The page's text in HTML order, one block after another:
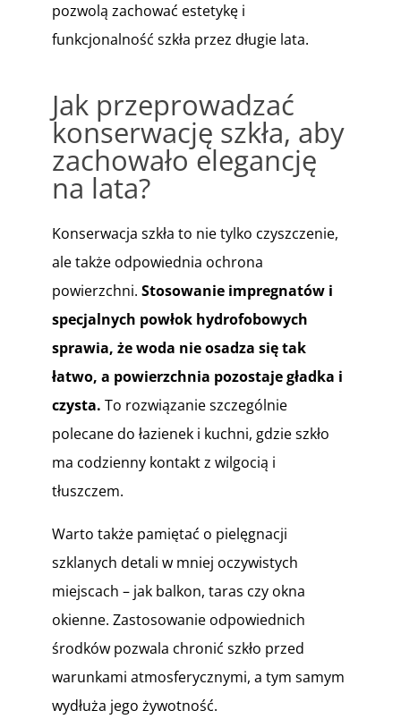
pozwolą zachować estetykę i
funkcjonalność szkła przez długie lata.
Jak przeprowadzać
konserwację szkła, aby
zachowało elegancję
na lata?
Konserwacja szkła to nie tylko czyszczenie,
ale także odpowiednia ochrona
powierzchni. Stosowanie impregnatów i
specjalnych powłok hydrofobowych
sprawia, że woda nie osadza się tak
łatwo, a powierzchnia pozostaje gładka i
czysta. To rozwiązanie szczególnie
polecane do łazienek i kuchni, gdzie szkło
ma codzienny kontakt z wilgocią i
tłuszczem.
Warto także pamiętać o pielęgnacji
szklanych detali w mniej oczywistych
miejscach – jak balkon, taras czy okna
okienne. Zastosowanie odpowiednich
środków pozwala chronić szkło przed
warunkami atmosferycznymi, a tym samym
wydłuża jego żywotność.